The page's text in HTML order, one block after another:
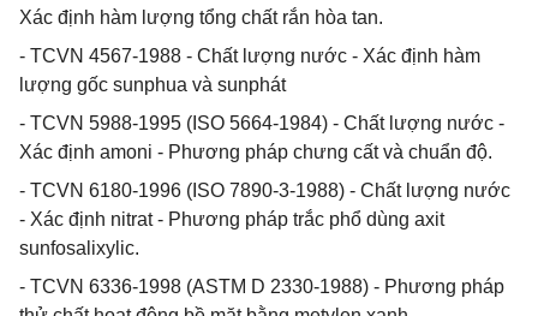
Xác định hàm lượng tổng chất rắn hòa tan.
- TCVN 4567-1988 - Chất lượng nước - Xác định hàm
lượng gốc sunphua và sunphát
- TCVN 5988-1995 (ISO 5664-1984) - Chất lượng nước -
Xác định amoni - Phương pháp chưng cất và chuẩn độ.
- TCVN 6180-1996 (ISO 7890-3-1988) - Chất lượng nước
- Xác định nitrat - Phương pháp trắc phổ dùng axit
sunfosalixylic.
- TCVN 6336-1998 (ASTM D 2330-1988) - Phương pháp